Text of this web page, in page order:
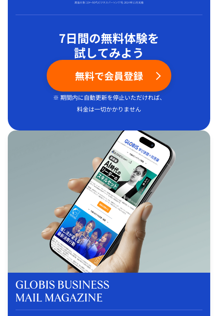
7日間の無料体験を
試してみよう
無料で会員登録
※ 期間内に自動更新を停止いただければ、
料金は一切かかりません